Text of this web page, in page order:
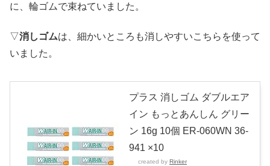
に、輪ゴムで束ねていました。
▽消しゴムは、細かいところも消しやすいこちらを使って
いました。
プラス 消しゴム ダブルエア
イン もっとあんしん グリー
ン 16g 10個 ER-060WN 36-
941 ×10
created by Rinker